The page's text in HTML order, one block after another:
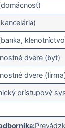
dvere (byt)
dvere (firma)
prístupový